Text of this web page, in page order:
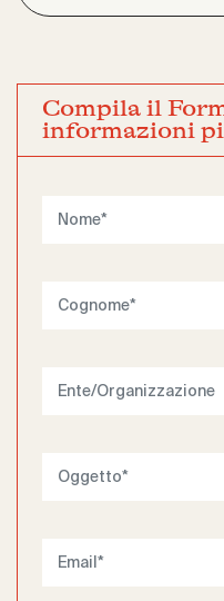
Compila il
informazioni